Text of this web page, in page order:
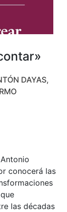
DAYAS,
conocerá las
las décadas